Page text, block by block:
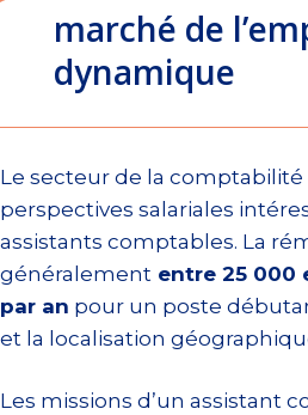
marché de
dynamique
Le secteur de la comptabilité
perspectives salariales
assistants comptables. La
généralement entre 25 000
par an pour un poste
et la localisation
Les missions d’un assistant